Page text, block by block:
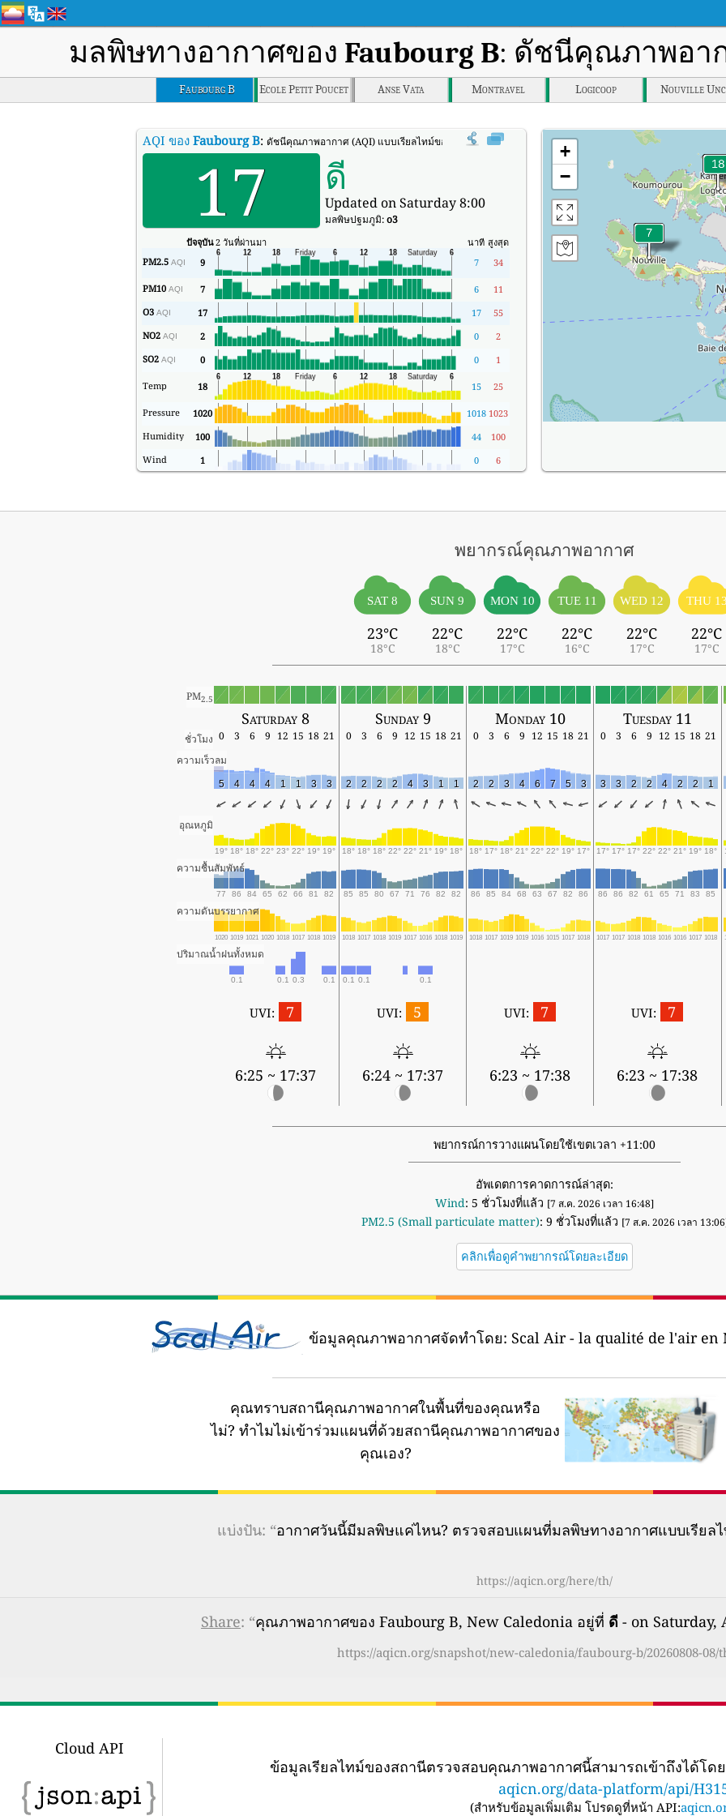
มลพิษทางอากาศของ Faubourg B: ดัชนีคุณภาพอาก
Faubourg B Ecole Petit Poucet Anse Vata Montravel Logicoop Nouville Unc
AQI ของ Faubourg B: ดัชนีคุณภาพอากาศ (AQI) แบบเรียลไทม์ของ Faubourg B
17 ดี
Updated on Saturday 8:00
มลพิษปฐมภูมิ:o3
ปัจจุบัน2 วันที่ผ่านมา นาที สูงสุด
PM2.5 AQI 9 7 34
PM10 AQI 7 6
11
O3 AQI 17 17
55
NO2 AQI 2 0
2
SO2 AQI 0 0 1
Temp 18 15 25
Pressure 1020 1018 1023
Humidity
100 44
100
Wind
1 0 6
+
−
พยากรณ์คุณภาพอากาศ
SAT 8
23°C
18°C
SUN 9
22°C
18°C
MON 10
22°C
17°C
TUE 11
22°C
16°C
WED 12
22°C
17°C
THU
22°C
17°C
PM2.5
Saturday 8 Sunday 9 Monday 10 Tuesday 11
ชั่วโมง 0 3 6 9 12 15 18 21 0 3 6 9 12 15 18 21 0 3 6 9 12 15 18 21 0 3 6 9 12 15 18 21
ความเร็วลม
5 4 4 4 1 1 3 3 2 2 2 2 4 3 1 1 2 2 3 4 6 7 5 3 3 3 2 2 4 2 2 1
อุณหภูมิ
19° 18° 18° 22° 23° 22° 19° 19° 18° 18° 18° 22° 22° 21° 19° 18° 18° 17° 18° 21° 22° 22° 19° 17° 17° 17° 17° 22° 22° 21° 19° 18°
ความชื้นสัมพัทธ์
77 86 84 65 62 66 81 82 85 85 80 67 71 76 82 82 86 85 84 68 63 67 82 86 86 86 82 61 65 71 83 85
ความดันบรรยากาศ
1020 1019 1021 1020 1018 1017 1018 1019 1018 1017 1018 1019 1017 1016 1018 1019 1018 1017 1019 1019 1016 1015 1017 1018 1017 1017 1018 1018 1016 1016 1017 1018
ปริมาณน้ำฝนทั้งหมด
0.1 0.1 0.3 0.1 0.1 0.1 0.1
UVI: 7
6:25 ~ 17:37
UVI: 5
6:24 ~ 17:37
UVI: 7
6:23 ~ 17:38
UVI: 7
6:23 ~ 17:38
พยากรณ์การวางแผนโดยใช้เขตเวลา +11:00
อัพเดตการคาดการณ์ล่าสุด:
Wind: 5 ชั่วโมงที่แล้ว [7 ส.ค. 2026 เวลา 16:48]
PM2.5 (Small particulate matter): 9 ชั่วโมงที่แล้ว [7 ส.ค. 2026 เวลา
คลิกเพื่อดูคำพยากรณ์โดยละเอียด
ข้อมูลคุณภาพอากาศจัดทำโดย: Scal Air - la qualité de l'air en
คุณทราบสถานีคุณภาพอากาศในพื้นที่ของคุณหรือ
ไม่? ทำไมไม่เข้าร่วมแผนที่ด้วยสถานีคุณภาพอากาศของ
คุณเอง?
แบ่งปัน: “อากาศวันนี้มีมลพิษแค่ไหน? ตรวจสอบแผนที่มลพิษทางอากาศแบบเรียลไ
https://aqicn.org/here/th/
Share: “คุณภาพอากาศของ Faubourg B, New Caledonia อยู่ที่ ดี - on Saturday,
https://aqicn.org/snapshot/new-caledonia/faubourg-b/20260808-08/
Cloud API
ข้อมูลเรียลไทม์ของสถานีตรวจสอบคุณภาพอากาศนี้สามารถเข้าถึงได้โด
aqicn.org/data-platform/api/
(สำหรับข้อมูลเพิ่มเติม โปรดดูที่หน้า API: